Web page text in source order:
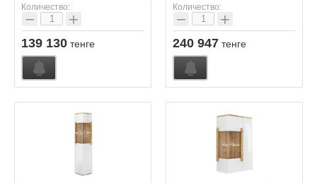
Количество:
− +
139 130 тенге
Количество:
− +
240 947 тенге